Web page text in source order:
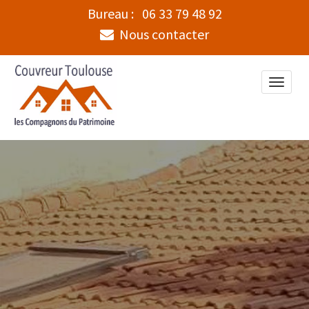
Bureau : 06 33 79 48 92
Nous contacter
Toggle